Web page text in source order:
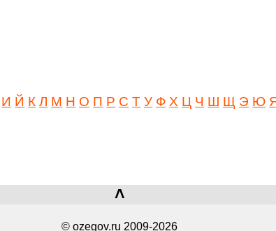
И Й К Л М Н О П Р С Т У Ф Х Ц Ч Ш Щ Э Ю
˄
© ozegov.ru 2009-2026